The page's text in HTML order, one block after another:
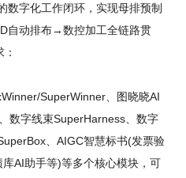
数字化工作闭环，实现母排预制
自动排布→数控加工全链路贯
SuperWinner、图晓晓AI
数字线束SuperHarness、数字
、AIGC智慧标书(发票验
AI助手等)等多个核心模块，可